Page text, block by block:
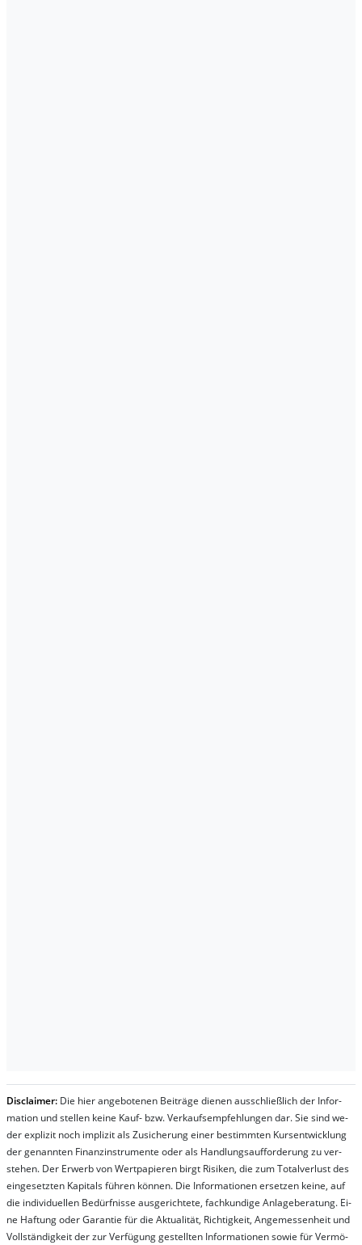
Dis­clai­mer: Die hier an­ge­bo­te­nen Bei­trä­ge die­nen aus­schließ­lich der In­for­
ma­t­ion und stel­len kei­ne Kauf- bzw. Ver­kaufs­em­pfeh­lung­en dar. Sie sind we­
der ex­pli­zit noch im­pli­zit als Zu­sich­er­ung ei­ner be­stim­mt­en Kurs­ent­wick­lung
der ge­nan­nt­en Fi­nanz­in­stru­men­te oder als Handl­ungs­auf­for­der­ung zu ver­
steh­en. Der Er­werb von Wert­pa­pier­en birgt Ri­si­ken, die zum To­tal­ver­lust des
ein­ge­setz­ten Ka­pi­tals füh­ren kön­nen. Die In­for­ma­tion­en er­setz­en kei­ne, auf
die in­di­vi­du­el­len Be­dür­fnis­se aus­ge­rich­te­te, fach­kun­di­ge An­la­ge­be­ra­tung. Ei­
ne Haf­tung oder Ga­ran­tie für die Ak­tu­ali­tät, Rich­tig­keit, An­ge­mes­sen­heit und
Vol­lständ­ig­keit der zur Ver­fü­gung ge­stel­lt­en In­for­ma­tion­en so­wie für Ver­mö­